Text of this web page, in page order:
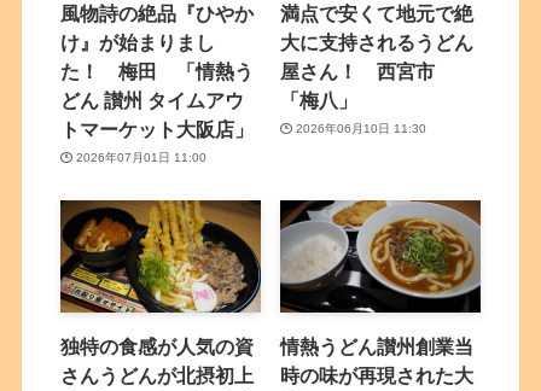
風物詩の絶品『ひやか
け』が始まりまし
た！ 梅田 「情熱う
どん 讃州 タイムアウ
トマーケット大阪店」
2026年07月01日 11:00
満点で安くて地元で絶
大に支持されるうどん
屋さん！ 西宮市
「梅八」
2026年06月10日 11:30
独特の食感が人気の資
さんうどんが北摂初上
情熱うどん讃州創業当
時の味が再現された大